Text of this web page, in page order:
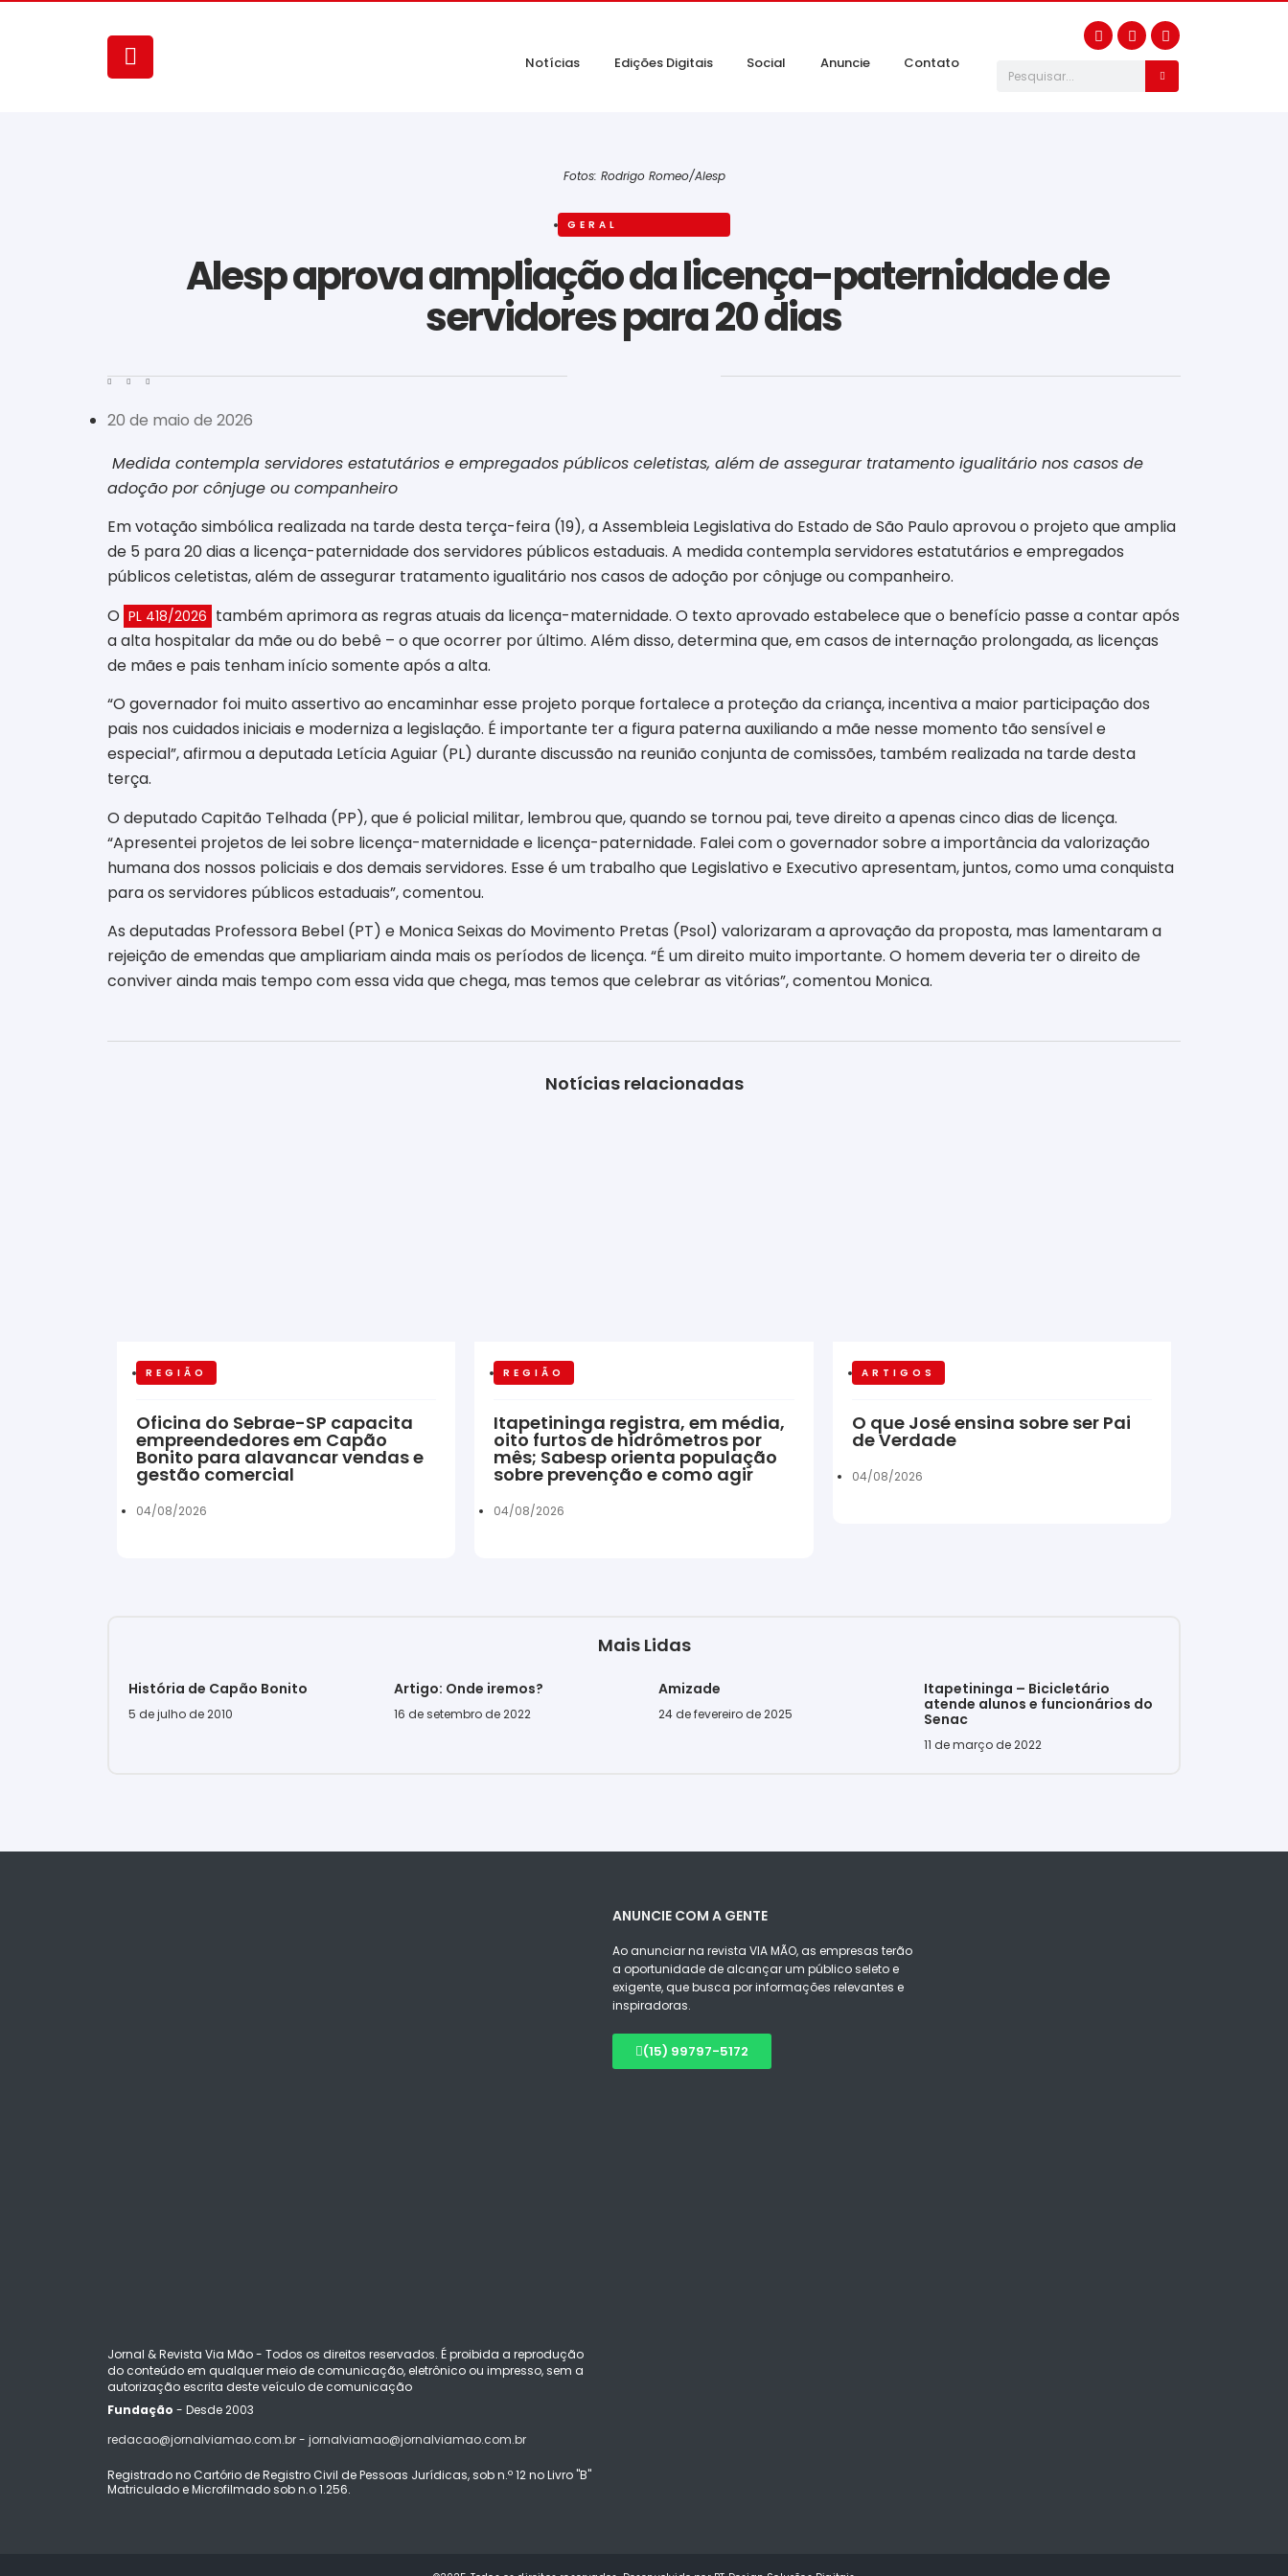
Notícias Edições Digitais Social Anuncie Contato
Fotos: Rodrigo Romeo/Alesp
GERAL
Alesp aprova ampliação da licença-paternidade de
servidores para 20 dias
20 de maio de 2026
Medida contempla servidores estatutários e empregados públicos celetistas, além de assegurar tratamento igualitário nos casos de
adoção por cônjuge ou companheiro
Em votação simbólica realizada na tarde desta terça-feira (19), a Assembleia Legislativa do Estado de São Paulo aprovou o projeto que amplia
de 5 para 20 dias a licença-paternidade dos servidores públicos estaduais. A medida contempla servidores estatutários e empregados
públicos celetistas, além de assegurar tratamento igualitário nos casos de adoção por cônjuge ou companheiro.
O PL 418/2026 também aprimora as regras atuais da licença-maternidade. O texto aprovado estabelece que o benefício passe a contar após
a alta hospitalar da mãe ou do bebê – o que ocorrer por último. Além disso, determina que, em casos de internação prolongada, as licenças
de mães e pais tenham início somente após a alta.
“O governador foi muito assertivo ao encaminhar esse projeto porque fortalece a proteção da criança, incentiva a maior participação dos
pais nos cuidados iniciais e moderniza a legislação. É importante ter a figura paterna auxiliando a mãe nesse momento tão sensível e
especial”, afirmou a deputada Letícia Aguiar (PL) durante discussão na reunião conjunta de comissões, também realizada na tarde desta
terça.
O deputado Capitão Telhada (PP), que é policial militar, lembrou que, quando se tornou pai, teve direito a apenas cinco dias de licença.
“Apresentei projetos de lei sobre licença-maternidade e licença-paternidade. Falei com o governador sobre a importância da valorização
humana dos nossos policiais e dos demais servidores. Esse é um trabalho que Legislativo e Executivo apresentam, juntos, como uma conquista
para os servidores públicos estaduais”, comentou.
As deputadas Professora Bebel (PT) e Monica Seixas do Movimento Pretas (Psol) valorizaram a aprovação da proposta, mas lamentaram a
rejeição de emendas que ampliariam ainda mais os períodos de licença. “É um direito muito importante. O homem deveria ter o direito de
conviver ainda mais tempo com essa vida que chega, mas temos que celebrar as vitórias”, comentou Monica.
Notícias relacionadas
REGIÃO
Oficina do Sebrae-SP capacita
empreendedores em Capão
Bonito para alavancar vendas e
gestão comercial
04/08/2026
REGIÃO
Itapetininga registra, em média,
oito furtos de hidrômetros por
mês; Sabesp orienta população
sobre prevenção e como agir
04/08/2026
ARTIGOS
O que José ensina sobre ser Pai
de Verdade
04/08/2026
Mais Lidas
História de Capão Bonito
5 de julho de 2010
Artigo: Onde iremos?
16 de setembro de 2022
Amizade
24 de fevereiro de 2025
Itapetininga – Bicicletário
atende alunos e funcionários do
Senac
11 de março de 2022
Jornal & Revista Via Mão - Todos os direitos reservados. É proibida a reprodução
do conteúdo em qualquer meio de comunicação, eletrônico ou impresso, sem a
autorização escrita deste veículo de comunicação
Fundação - Desde 2003
redacao@jornalviamao.com.br - jornalviamao@jornalviamao.com.br
Registrado no Cartório de Registro Civil de Pessoas Jurídicas, sob n.º 12 no Livro "B"
Matriculado e Microfilmado sob n.o 1.256.
ANUNCIE COM A GENTE
Ao anunciar na revista VIA MÃO, as empresas terão
a oportunidade de alcançar um público seleto e
exigente, que busca por informações relevantes e
inspiradoras.
(15) 99797-5172